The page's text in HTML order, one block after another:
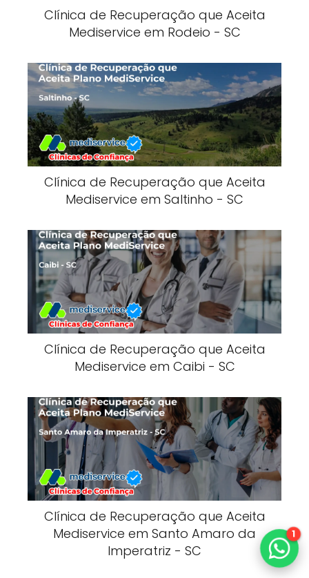
Clínica de Recuperação que Aceita
Mediservice em Rodeio - SC
Clínica de Recuperação que Aceita
Mediservice em Saltinho - SC
Clínica de Recuperação que Aceita
Mediservice em Caibi - SC
Clínica de Recuperação que Aceita
Mediservice em Santo Amaro da
Imperatriz - SC
1